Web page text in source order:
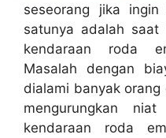
seseorang jika
satunya adalah saat
kendaraan roda
Masalah dengan
dialami banyak
mengurungkan
kendaraan roda